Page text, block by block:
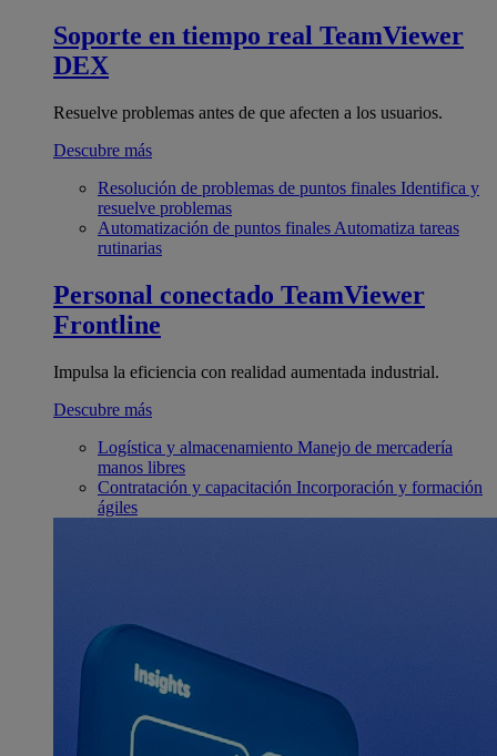
Soporte en tiempo real TeamViewer
DEX
Resuelve problemas antes de que afecten a los usuarios.
Descubre más
Resolución de problemas de puntos finales Identifica y
resuelve problemas
Automatización de puntos finales Automatiza tareas
rutinarias
Personal conectado TeamViewer
Frontline
Impulsa la eficiencia con realidad aumentada industrial.
Descubre más
Logística y almacenamiento Manejo de mercadería
manos libres
Contratación y capacitación Incorporación y formación
ágiles